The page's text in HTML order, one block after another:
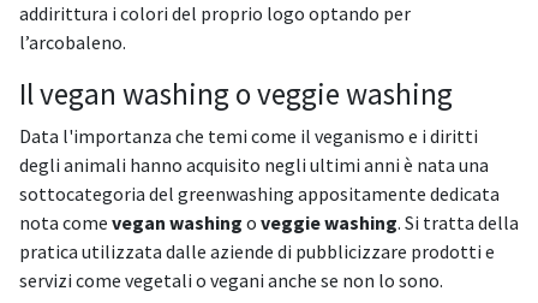
addirittura i colori del proprio logo optando per
l’arcobaleno.
Il vegan washing o veggie washing
Data l'importanza che temi come il veganismo e i diritti
degli animali hanno acquisito negli ultimi anni è nata una
sottocategoria del greenwashing appositamente dedicata
nota come vegan washing o veggie washing. Si tratta della
pratica utilizzata dalle aziende di pubblicizzare prodotti e
servizi come vegetali o vegani anche se non lo sono.